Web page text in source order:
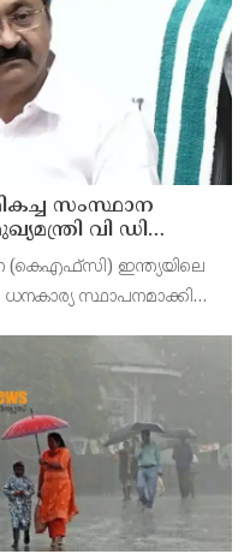
സംസ്ഥാന
വി ഡി
(കെഎഫ്‌സി) ഇന്ത്യയിലെ
സ്ഥാപനമാക്കി